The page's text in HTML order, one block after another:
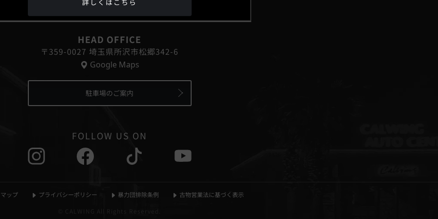
HEAD OFFICE
〒359-0027 埼玉県所沢市松郷342-6
Google Maps
駐車場のご案内
FOLLOW US ON
ップ プライバシーポリシー 暴力団排除条例
古物営業法に基づく表示